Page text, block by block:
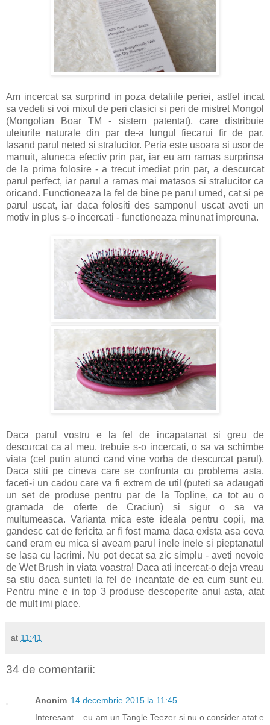
Am incercat sa surprind in poza detaliile periei, astfel incat
sa vedeti si voi mixul de peri clasici si peri de mistret Mongol
(Mongolian Boar TM - sistem patentat), care distribuie
uleiurile naturale din par de-a lungul fiecarui fir de par,
lasand parul neted si stralucitor. Peria este usoara si usor de
manuit, aluneca efectiv prin par, iar eu am ramas surprinsa
de la prima folosire - a trecut imediat prin par, a descurcat
parul perfect, iar parul a ramas mai matasos si stralucitor ca
oricand. Functioneaza la fel de bine pe parul umed, cat si pe
parul uscat, iar daca folositi des samponul uscat aveti un
motiv in plus s-o incercati - functioneaza minunat impreuna.
Daca parul vostru e la fel de incapatanat si greu de
descurcat ca al meu, trebuie s-o incercati, o sa va schimbe
viata (cel putin atunci cand vine vorba de descurcat parul).
Daca stiti pe cineva care se confrunta cu problema asta,
faceti-i un cadou care va fi extrem de util (puteti sa adaugati
un set de produse pentru par de la Topline, ca tot au o
gramada de oferte de Craciun) si sigur o sa va
multumeasca. Varianta mica este ideala pentru copii, ma
gandesc cat de fericita ar fi fost mama daca exista asa ceva
cand eram eu mica si aveam parul inele inele si pieptanatul
se lasa cu lacrimi. Nu pot decat sa zic simplu - aveti nevoie
de Wet Brush in viata voastra! Daca ati incercat-o deja vreau
sa stiu daca sunteti la fel de incantate de ea cum sunt eu.
Pentru mine e in top 3 produse descoperite anul asta, atat
de mult imi place.
at 11:41
34 de comentarii:
Anonim 14 decembrie 2015 la 11:45
Interesant... eu am un Tangle Teezer si nu o consider atat e